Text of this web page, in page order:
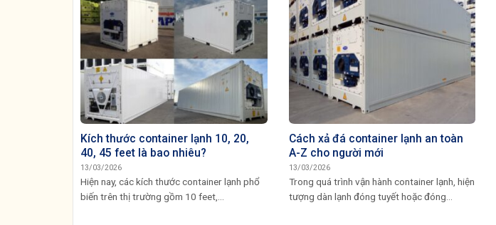
Kích thước container lạnh 10, 20,
40, 45 feet là bao nhiêu?
13/03/2026
Hiện nay, các kích thước container lạnh phổ
biến trên thị trường gồm 10 feet,...
Cách xả đá container lạnh an toàn
A-Z cho người mới
13/03/2026
Trong quá trình vận hành container lạnh, hiện
tượng dàn lạnh đóng tuyết hoặc đóng...